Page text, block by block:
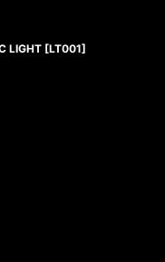
LIGHT [LT001]